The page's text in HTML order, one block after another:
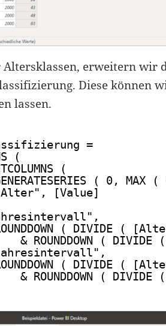
erweitern wir
Diese können
lassen.
=
(
(
( 0,
[Value]
( DIVIDE
& ROUNDDOWN (
( DIVIDE
& ROUNDDOWN (